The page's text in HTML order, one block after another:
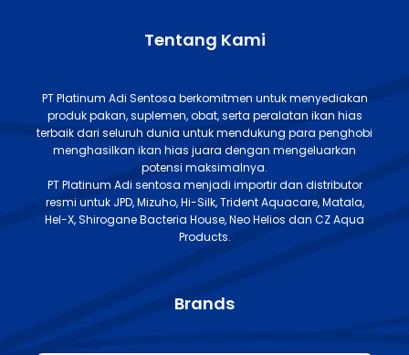
Tentang Kami
PT Platinum Adi Sentosa berkomitmen untuk menyediakan
produk pakan, suplemen, obat, serta peralatan ikan hias
terbaik dari seluruh dunia untuk mendukung para penghobi
menghasilkan ikan hias juara dengan mengeluarkan
potensi maksimalnya.
PT Platinum Adi sentosa menjadi importir dan distributor
resmi untuk JPD, Mizuho, Hi-Silk, Trident Aquacare, Matala,
Hel-X, Shirogane Bacteria House, Neo Helios dan CZ Aqua
Products.
Brands